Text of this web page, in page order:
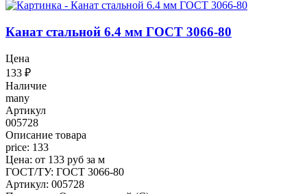
Канат стальной 6.4 мм ГОСТ 3066-80
Цена
133 ₽
Наличие
many
Артикул
005728
Описание товара
price: 133
Цена: от 133 руб за м
ГОСТ/ТУ: ГОСТ 3066-80
Артикул: 005728